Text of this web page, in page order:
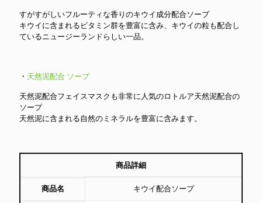
すがすがしいフルーティな香りのキウイ成分配合ソープ
キウイに含まれるビタミン群を豊富に含み、キウイの粒も配合し
ているニュージーランドらしい一品。
・ 天然泥配合 ソープ
天然泥配合フェイスマスクも非常に人気のロトルア天然泥配合の
ソープ
天然泥に含まれる自然のミネラルを豊富に含みます。
商品詳細
商品名 キウイ配合ソープ